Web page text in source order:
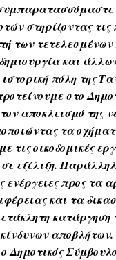
στηρίζοντας τις
των τετελεσμένων
και
πόλη της
στο
αποκλεισμό της
τα
τις οικοδομικές
εξέλιξη.
ενέργειες προς τα
και τα
κατάργηση
αποβλήτων.
Δημοτικός